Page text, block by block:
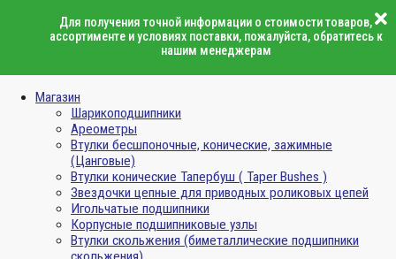
Для получения точной информации о стоимости товаров,
ассортименте и условиях поставки, пожалуйста, обратитесь к
нашим менеджерам
Магазин
Шарикоподшипники
Ареометры
Втулки бесшпоночные, конические, зажимные
(Цанговые)
Втулки конические Тапербуш ( Taper Bushes )
Звездочки цепные для приводных роликовых цепей
Игольчатые подшипники
Корпусные подшипниковые узлы
Втулки скольжения (биметаллические подшипники